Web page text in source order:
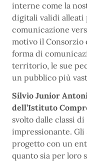
interne come la
digitali validi alleati
comunicazione
motivo il Consorzio
forma di
territorio, le sue
un pubblico più
Silvio Junior
dell’Istituto
svolto dalle classi
impressionante.
progetto con un
quanto sia per loro